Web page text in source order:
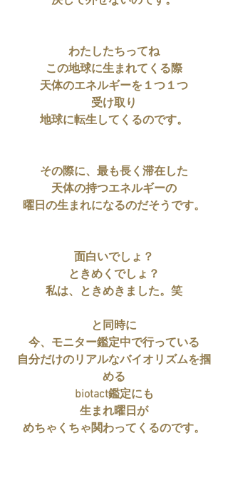
わたしたちってね
この地球に生まれてくる際
天体のエネルギーを１つ１つ
受け取り
地球に転生してくるのです。
その際に、最も長く滞在した
天体の持つエネルギーの
曜日の生まれになるのだそうです。
面白いでしょ？
ときめくでしょ？
私は、ときめきました。笑
と同時に
今、モニター鑑定中で行っている
自分だけのリアルなバイオリズムを掴
める
biotact鑑定にも
生まれ曜日が
めちゃくちゃ関わってくるのです。